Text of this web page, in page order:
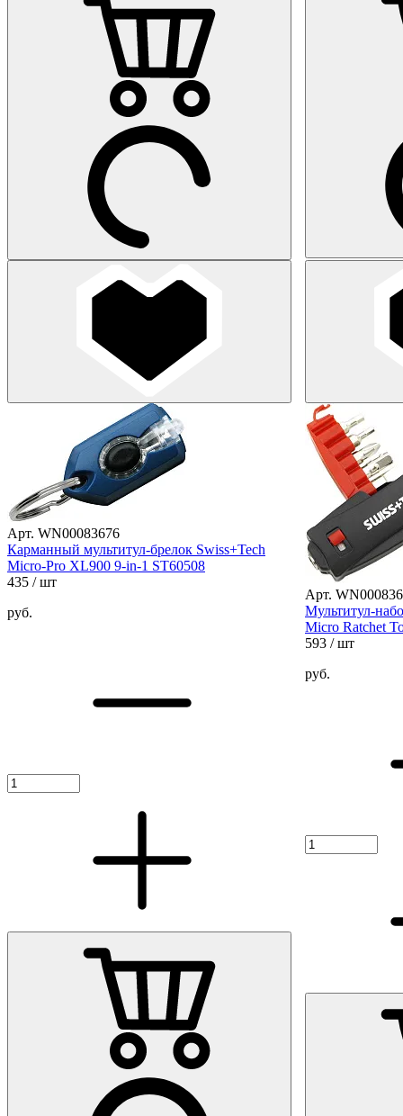
Арт. WN00083676
Карманный мультитул-брелок Swiss+Tech
Micro-Pro XL900 9-in-1 ST60508
435 / шт
руб.
Арт.
Мультитул-
Micro Ratchet
593 / шт
руб.